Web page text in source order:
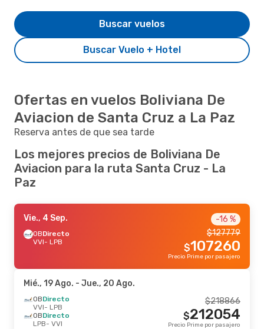
Buscar Vuelo + Hotel
Buscar vuelos
Ofertas en vuelos Boliviana De
Aviacion de Santa Cruz a La Paz
Reserva antes de que sea tarde
Los mejores precios de Boliviana De
Aviacion para la ruta Santa Cruz - La
Paz
Vie., 4 Sep.
OBDirecto
VVI- LPB
-16 %
127779
$
107260
$
Precio Prime por pasajero
Mié., 19 Ago. - Jue., 20 Ago.
OBDirecto
VVI- LPB
OBDirecto
LPB- VVI
218866
$
212054
$
Precio Prime por pasajero